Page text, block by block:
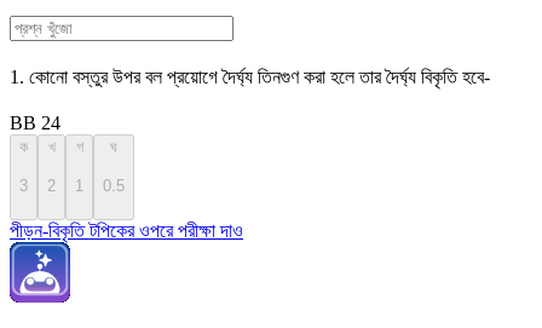
1. কোনো বস্তুর উপর বল প্রয়োগে দৈর্ঘ্য তিনগুণ করা হলে তার দৈর্ঘ্য বিকৃতি হবে-
BB 24
ক
3
খ
2
গ
1
ঘ
0.5
পীড়ন-বিকৃতি টপিকের ওপরে পরীক্ষা দাও